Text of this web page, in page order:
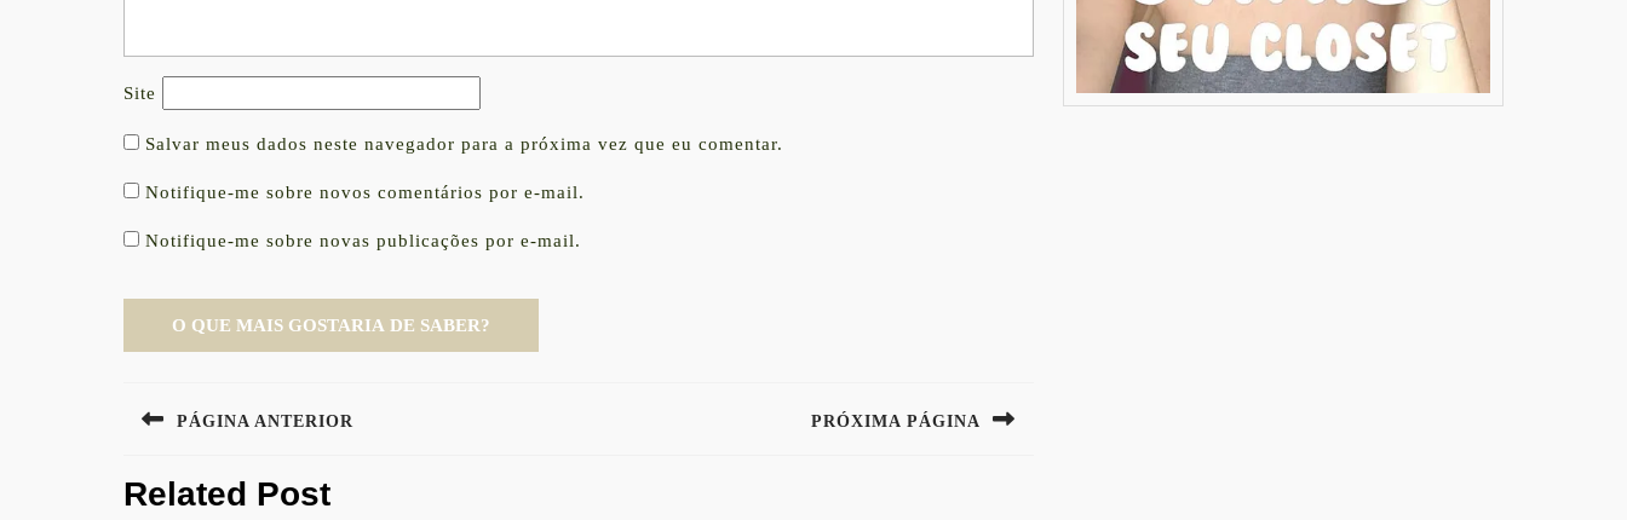
Site
Salvar meus dados neste navegador para a próxima vez que eu comentar.
Notifique-me sobre novos comentários por e-mail.
Notifique-me sobre novas publicações por e-mail.
de
Post
PÁGINA ANTERIOR
post:
PRÓXIMA PÁGINA
Related Post